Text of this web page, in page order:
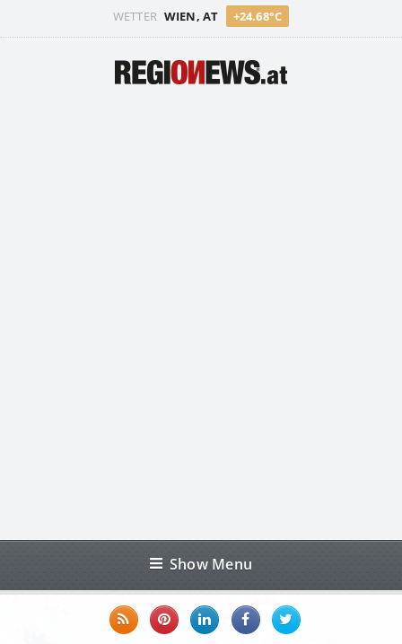
WETTER WIEN, AT +24.68°C
Show Menu